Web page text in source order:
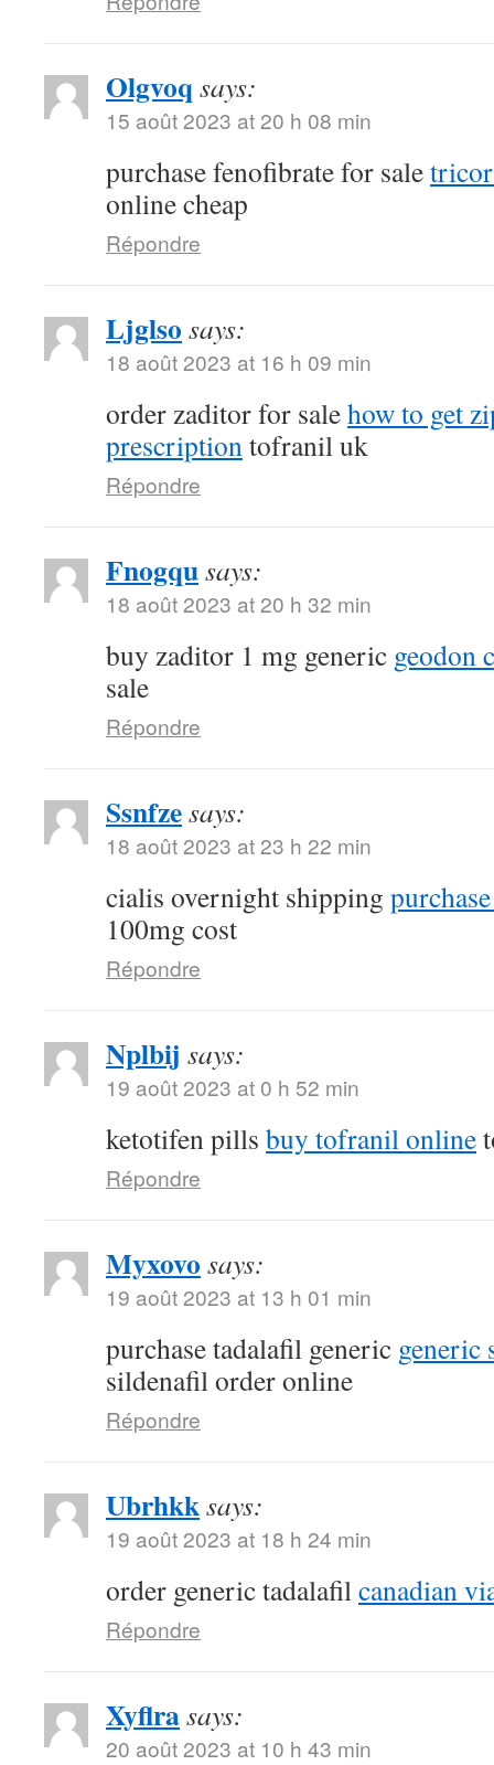
Olgvoq says:
15 août 2023 at 20 h 08 min
purchase fenofibrate for sale
online cheap
Répondre
Ljglso says:
18 août 2023 at 16 h 09 min
order zaditor for salehow to get
prescriptiontofranil uk
Répondre
Fnogqusays:
18 août 2023 at 20 h 32 min
buy zaditor 1 mg generic geodon
sale
Répondre
Ssnfzesays:
18 août 2023 at 23 h 22 min
cialis overnight shipping
100mg cost
Répondre
Nplbij says:
19 août 2023 at 0 h 52 min
ketotifen pills buy tofranil online
Répondre
Myxovo says:
19 août 2023 at 13 h 01 min
purchase tadalafil generic generic
sildenafil order online
Répondre
Ubrhkksays:
19 août 2023 at 18 h 24 min
order generic tadalafilcanadian
Répondre
Xyflrasays:
20 août 2023 at 10 h 43 min